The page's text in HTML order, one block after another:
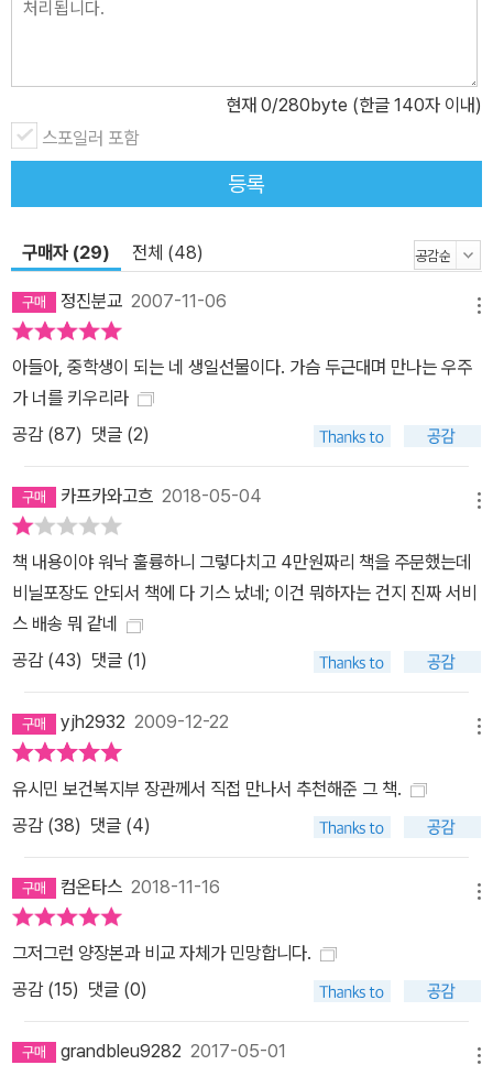
현재 0/280byte (한글 140자 이내)
스포일러 포함
등록
구매자 (29) 전체 (48)
정진분교 2007-11-06
아들아, 중학생이 되는 네 생일선물이다. 가슴 두근대며 만나는 우주
가 너를 키우리라
공감 (87) 댓글 (2)
카프카와고흐 2018-05-04
책 내용이야 워낙 훌륭하니 그렇다치고 4만원짜리 책을 주문했는데
비닐포장도 안되서 책에 다 기스 났네; 이건 뭐하자는 건지 진짜 서비
스 배송 뭐 같네
공감 (43) 댓글 (1)
yjh2932 2009-12-22
유시민 보건복지부 장관께서 직접 만나서 추천해준 그 책.
공감 (38) 댓글 (4)
컴온타스 2018-11-16
그저그런 양장본과 비교 자체가 민망합니다.
공감 (15) 댓글 (0)
grandbleu9282 2017-05-01